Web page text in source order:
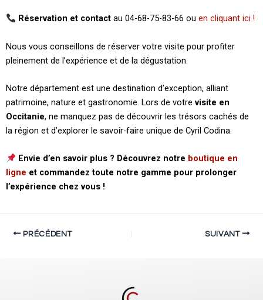
Réservation et contactau 04-68-75-83-66 ou en cliquant ici !
Nous vous conseillons de réserver votre visite pour profiter
pleinement de l’expérience et de la dégustation.
Notre département est une destination d’exception, alliant
patrimoine, nature et gastronomie. Lors de votre visite en
Occitanie, ne manquez pas de découvrir les trésors cachés de
la région et d’explorer le savoir-faire unique de Cyril Codina.
Envie d’en savoir plus ? Découvrez notre boutique en
ligne et commandez toute notre gamme pour prolonger
l’expérience chez vous !
PRÉCÉDENT SUIVANT